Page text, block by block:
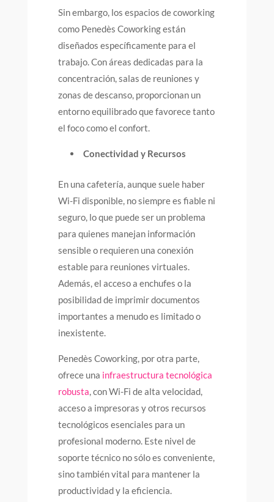
Sin embargo, los espacios de coworking
como Penedès Coworking están
diseñados específicamente para el
trabajo. Con áreas dedicadas para la
concentración, salas de reuniones y
zonas de descanso, proporcionan un
entorno equilibrado que favorece tanto
el foco como el confort.
Conectividad y Recursos
En una cafetería, aunque suele haber
Wi-Fi disponible, no siempre es fiable ni
seguro, lo que puede ser un problema
para quienes manejan información
sensible o requieren una conexión
estable para reuniones virtuales.
Además, el acceso a enchufes o la
posibilidad de imprimir documentos
importantes a menudo es limitado o
inexistente.
Penedès Coworking, por otra parte,
ofrece una infraestructura tecnológica
robusta, con Wi-Fi de alta velocidad,
acceso a impresoras y otros recursos
tecnológicos esenciales para un
profesional moderno. Este nivel de
soporte técnico no sólo es conveniente,
sino también vital para mantener la
productividad y la eficiencia.